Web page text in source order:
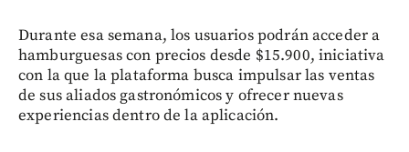
Durante esa semana, los usuarios podrán acceder a
hamburguesas con precios desde $15.900, iniciativa
con la que la plataforma busca impulsar las ventas
de sus aliados gastronómicos y ofrecer nuevas
experiencias dentro de la aplicación.